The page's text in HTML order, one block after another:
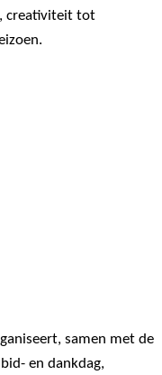
creativiteit tot
samen met de
en dankdag,